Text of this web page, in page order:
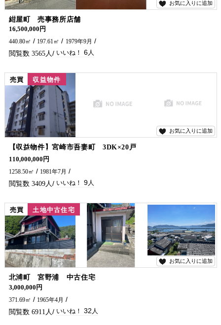
お気に入りに追加
紺屋町 売事務所店舗
16,500,000円
440.80㎡
197.61㎡ 1979年9月
3565 6
売買 収益物件
お気に入りに追加
【収益物件】宮崎市吾妻町 3DK×20戸
20世帯の収益ビルです。2023年に外壁全面塗装済みです。宮崎市街地へはもちろん、小戸之橋が新しくなったので、南部方面へのアクセス良好です。満室時の想定利回り約9％です。 お問合せは、五ヶ瀬不動産までお願い致します。
110,000,000円
1258.50㎡
1981年7月
3409 9
売買 土地中古住宅
お気に入りに追加
北浦町 宮野浦 中古住宅
宮野浦の高台に物件が出ました！！
3,000,000円
371.69㎡
1965年4月
6911 32